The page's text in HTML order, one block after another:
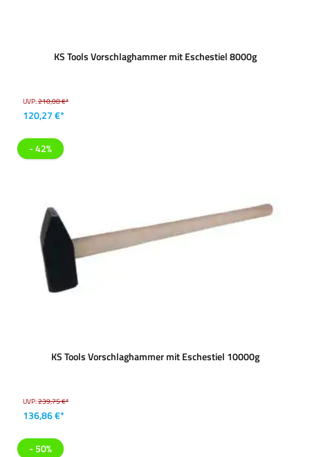
KS Tools Vorschlaghammer mit Eschestiel 8000g
UVP:210,08 €*
120,27 €*
- 42%
KS Tools Vorschlaghammer mit Eschestiel 10000g
UVP:239,75 €*
136,86 €*
- 50%